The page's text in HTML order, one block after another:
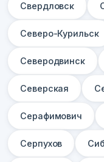
Свердловск
Северо-Курильск
Северодвинск
Северская
Серафимович
Серпухов